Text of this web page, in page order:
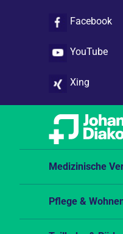
Facebook
YouTube
Xing
Medizinische
Pflege &